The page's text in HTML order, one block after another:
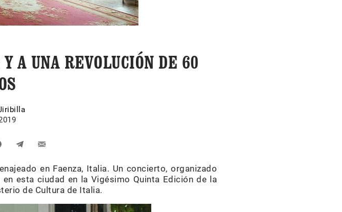
A UNA REVOLUCIÓN DE 60
en Faenza, Italia. Un concierto, organizado
esta ciudad en la Vigésimo Quinta Edición de la
de Cultura de Italia.